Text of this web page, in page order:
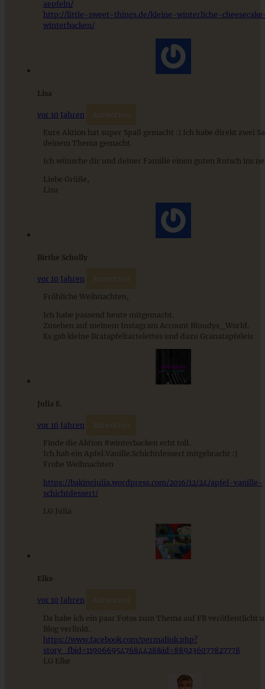
perfekte Dessert zu Weihnachten
ZUM BEITRAG
und Himbeeren – das einfache Weihnachtsdessert!
ZUM BEITRAG
Cremiges Lemon Posset - die einfachste Zitronencreme in
ZUM BEITRAG
Mediterran gewürztes Gemüse auf cremigem Tahini-
Minz-Joghurt
aepfeln/
http://little-sweet-things.de/kleine-winterliche-
winterbacken/
Lisa
vor 10 Jahren Antworten
Eure Aktion hat super Spaß gemacht :) Ich habe direkt zwei
deinem Thema gemacht.
Ich wünsche dir und deiner Familie einen guten Rutsch ins
Liebe Grüße,
Lisa
Birthe Scholly
vor 10 Jahren Antworten
Fröhliche Weihnachten,
Ich habe passend heute mitgemacht.
Zusehen auf meinem Instagram Account Bluudys_World.
Es gab kleine Bratapfeltartelettes und dazu Granatapfeleis
Julia E.
vor 10 Jahren Antworten
Finde die Aktion #winterbacken echt toll.
Ich hab ein Apfel.Vanille.Schichtdessert mitgebracht :)
Frohe Weihnachten
https://bakingjulia.wordpress.com/2016/12/24/apfel-vanille-
schichtdessert/
LG Julia
Elke
vor 10 Jahren Antworten
Da habe ich ein paar Fotos zum Thema auf FB veröffentlicht
Blog verlinkt.
https://www.facebook.com/permalink.php?
story_fbid=1190669547684428&id=889236077827778
LG Elke